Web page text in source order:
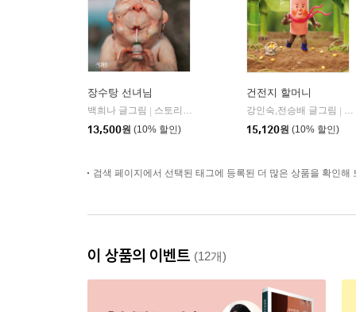
장수탕 선녀님
백희나 글그림
스토리보울
13,500원 (10% 할인)
건전지 할머니
강인숙,전승배 글그림
창
15,120원 (10% 할인)
검색 페이지에서 선택된 태그에 등록된 더 많은 상품을 확인해
이 상품의 이벤트 (12개)